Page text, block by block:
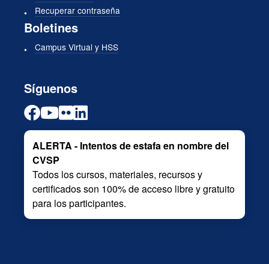
Recuperar contraseña
Boletines
Campus Virtual y HSS
Síguenos
ALERTA - Intentos de estafa en nombre del
CVSP
Todos los cursos, materiales, recursos y
certificados son 100% de acceso libre y gratuito
para los participantes.